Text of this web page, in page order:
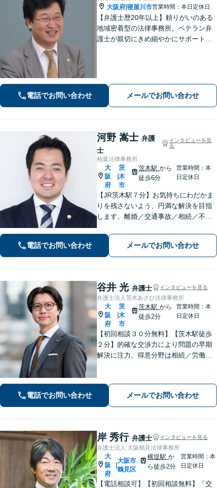
大阪府 寝屋川市営業時間：本日定休日
【弁護士歴20年以上】頼りがいのある
地域密着型の法律事務所。ベテラン弁
護士が親切にきめ細やかにサポートし
電話でお問い合わせ メールでお問い合わせ
河野 嵩士 弁護
士
インタビューを見
る
柏葉法律事務所
大
阪
府
茨
木
市
茨木駅から
徒歩6分
営業時間：本
日定休日
【JR茨木駅７分】お気持ちにわだかま
りを残さないよう、円満な解決を目指
します。離婚／交通事故／相続／不動
などの刑事事件にも幅広く対応。紛争
化してしてしまった問題も、より良い
着地点を探り、交渉を重ねます【初回
相談無料】
電話でお問い合わせ メールでお問い合わせ
谷井 光 弁護士 インタビューを見る
弁護士法人茨木あさひ法律事務所
大
阪
府
茨
木
市
茨木駅から
徒歩2分
営業時間：本
日定休日
【初回相談３０分無料】【茨木駅徒歩
２分】的確な交渉力により問題の早期
解決に注力。得意分野は相続／労働／
度の高い解決を目指します。まずはお
気軽にお電話下さい。
電話でお問い合わせ メールでお問い合わせ
岸 秀行 弁護士 インタビューを見る
弁護士法人 大阪鶴見法律事務所
大
阪
府
大阪市
鶴見区
横堤駅 か
ら徒歩2分
営業時間：本
日定休日
【電話相談可】【初回相談無料】「交